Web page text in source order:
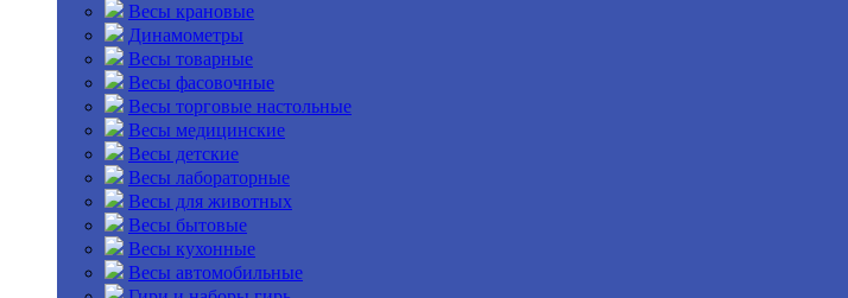
Весы крановые
Динамометры
Весы товарные
Весы фасовочные
Весы торговые настольные
Весы медицинские
Весы детские
Весы лабораторные
Весы для животных
Весы бытовые
Весы кухонные
Весы автомобильные